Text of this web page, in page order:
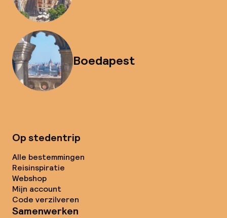
Boedapest
Op stedentrip
Alle bestemmingen
Reisinspiratie
Webshop
Mijn account
Code verzilveren
Samenwerken